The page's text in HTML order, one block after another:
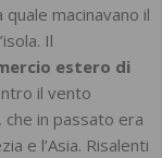
macinavano il
Il
estero di
il vento
che in passato era
e l’Asia. Risalenti